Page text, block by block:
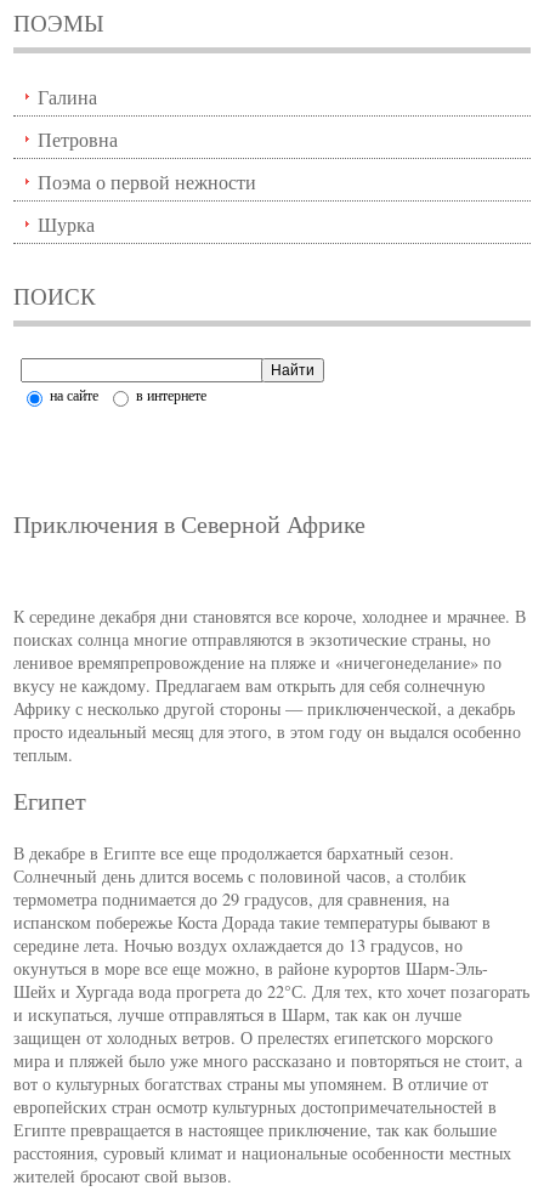
ПОЭМЫ
Галина
Петровна
Поэма о первой нежности
Шурка
ПОИСК
на сайте в интернете
Приключения в Северной Африке
К середине декабря дни становятся все короче, холоднее и мрачнее. В
поисках солнца многие отправляются в экзотические страны, но
ленивое времяпрепровождение на пляже и «ничегонеделание» по
вкусу не каждому. Предлагаем вам открыть для себя солнечную
Африку с несколько другой стороны — приключенческой, а декабрь
просто идеальный месяц для этого, в этом году он выдался особенно
теплым.
Египет
В декабре в Египте все еще продолжается бархатный сезон.
Солнечный день длится восемь с половиной часов, а столбик
термометра поднимается до 29 градусов, для сравнения, на
испанском побережье Коста Дорада такие температуры бывают в
середине лета. Ночью воздух охлаждается до 13 градусов, но
окунуться в море все еще можно, в районе курортов Шарм-Эль-
Шейх и Хургада вода прогрета до 22°С. Для тех, кто хочет позагорать
и искупаться, лучше отправляться в Шарм, так как он лучше
защищен от холодных ветров. О прелестях египетского морского
мира и пляжей было уже много рассказано и повторяться не стоит, а
вот о культурных богатствах страны мы упомянем. В отличие от
европейских стран осмотр культурных достопримечательностей в
Египте превращается в настоящее приключение, так как большие
расстояния, суровый климат и национальные особенности местных
жителей бросают свой вызов.